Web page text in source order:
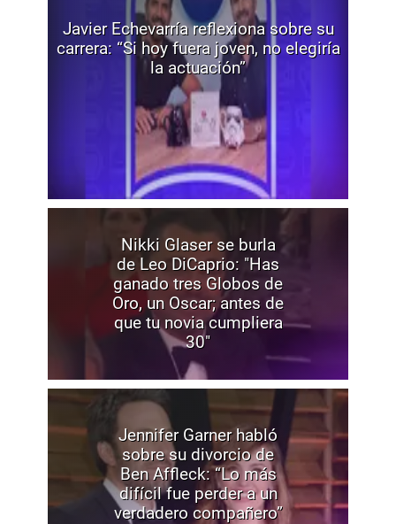
Javier Echevarría reflexiona sobre su
carrera: “Si hoy fuera joven, no elegiría
la actuación”
Nikki Glaser se burla
de Leo DiCaprio: "Has
ganado tres Globos de
Oro, un Oscar; antes de
que tu novia cumpliera
30"
Jennifer Garner habló
sobre su divorcio de
Ben Affleck: “Lo más
difícil fue perder a un
verdadero compañero”